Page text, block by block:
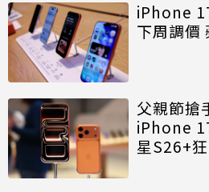
iPhone
下周調價
父親節搶
iPhone
星S26+